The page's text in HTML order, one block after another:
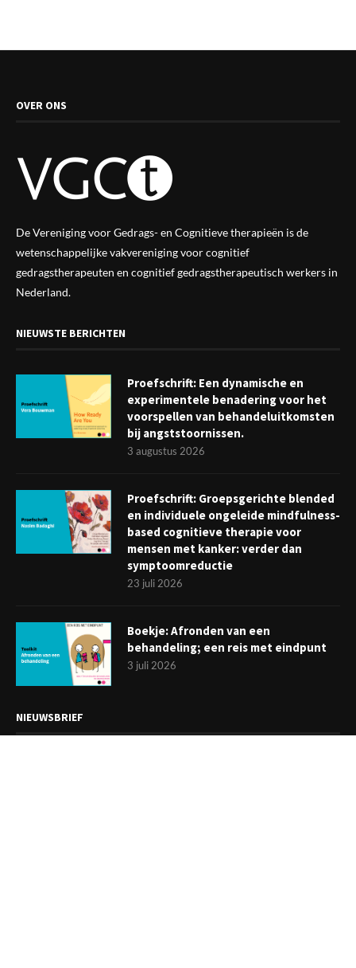
OVER ONS
De Vereniging voor Gedrags- en Cognitieve therapieën is de
wetenschappelijke vakverenigingvoor cognitief
gedragstherapeuten en cognitief gedragstherapeutisch werkers in
Nederland.
NIEUWSTE BERICHTEN
Proefschrift: Een dynamische en
experimentele benadering voor het
voorspellen van behandeluitkomsten
bij angststoornissen.
3 augustus 2026
Proefschrift: Groepsgerichte blended
en individuele ongeleide mindfulness-
based cognitieve therapie voor
mensen met kanker: verder dan
symptoomreductie
23 juli 2026
Boekje: Afronden van een
behandeling; een reis met eindpunt
3 juli 2026
NIEUWSBRIEF